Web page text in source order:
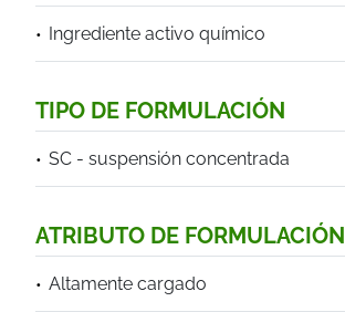
Ingrediente activo químico
TIPO DE FORMULACIÓN
SC - suspensión concentrada
ATRIBUTO DE FORMULACIÓN
Altamente cargado